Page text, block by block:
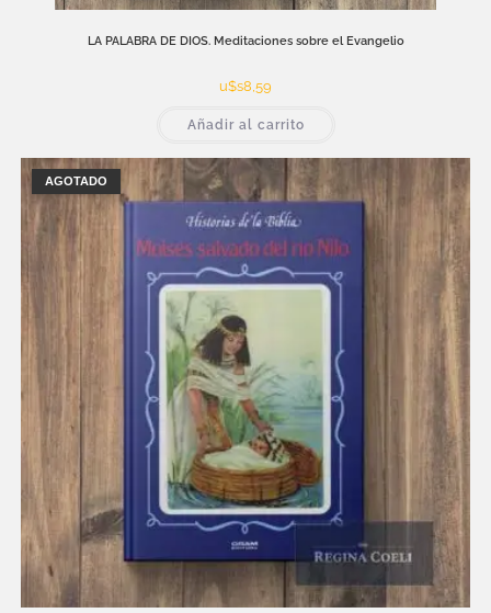
LA PALABRA DE DIOS. Meditaciones sobre el Evangelio
u$s8,59
Añadir al carrito
AGOTADO